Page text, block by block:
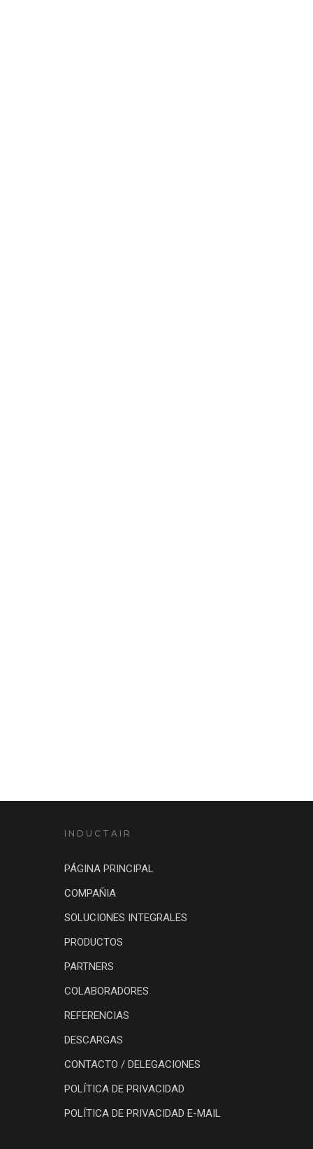
INDUCTAIR
PÁGINA PRINCIPAL
COMPAÑIA
SOLUCIONES INTEGRALES
PRODUCTOS
PARTNERS
COLABORADORES
REFERENCIAS
DESCARGAS
CONTACTO / DELEGACIONES
POLÍTICA DE PRIVACIDAD
POLÍTICA DE PRIVACIDAD E-MAIL